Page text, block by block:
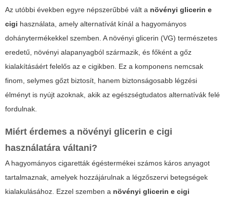
Az utóbbi években egyre népszerűbbé vált a növényi glicerin e
cigi használata, amely alternatívát kínál a hagyományos
dohánytermékekkel szemben. Anövényi glicerin (VG) természetes
eredetű, növényi alapanyagból származik, és főként a gőz
kialakításáért felelős az e cigikben. Ez a komponens nemcsak
finom, selymes gőzt biztosít, hanem biztonságosabb légzési
élményt is nyújt azoknak, akik az egészségtudatos alternatívák felé
fordulnak.
Miért érdemes a növényi glicerin e cigi
használatára váltani?
A hagyományos cigaretták égéstermékei számos káros anyagot
tartalmaznak, amelyek hozzájárulnak a légzőszervi betegségek
kialakulásához. Ezzel szemben a növényi glicerin e cigi